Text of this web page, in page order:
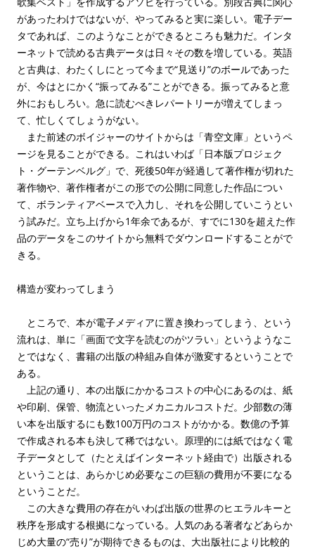
があったわけではないが、やってみると実に楽しい。電子デー
タであれば、このようなことができるところも魅力だ。インタ
ーネットで読める古典データは日々その数を増している。英語
と古典は、わたくしにとって今まで“見送り”のボールであった
が、今はとにかく“振ってみる”ことができる。振ってみると意
外におもしろい。急に読むべきレパートリーが増えてしまっ
て、忙しくてしょうがない。
また前述のボイジャーのサイトからは「青空文庫」というペ
ージを見ることができる。これはいわば「日本版プロジェク
ト・グーテンベルグ」で、死後50年が経過して著作権が切れた
著作物や、著作権者がこの形での公開に同意した作品につい
て、ボランティアベースで入力し、それを公開していこうとい
う試みだ。立ち上げから1年余であるが、すでに130を超えた作
品のデータをこのサイトから無料でダウンロードすることがで
きる。
構造が変わってしまう
ところで、本が電子メディアに置き換わってしまう、という
流れは、単に「画面で文字を読むのがツラい」というようなこ
とではなく、書籍の出版の枠組み自体が激変するということで
ある。
上記の通り、本の出版にかかるコストの中心にあるのは、紙
や印刷、保管、物流といったメカニカルコストだ。少部数の薄
い本を出版するにも数100万円のコストがかかる。数億の予算
で作成される本も決して稀ではない。原理的には紙ではなく電
子データとして（たとえばインターネット経由で）出版される
ということは、あらかじめ必要なこの巨額の費用が不要になる
ということだ。
この大きな費用の存在がいわば出版の世界のヒエラルキーと
秩序を形成する根拠になっている。人気のある著者などあらか
じめ大量の“売り”が期待できるものは、大出版社により比較的